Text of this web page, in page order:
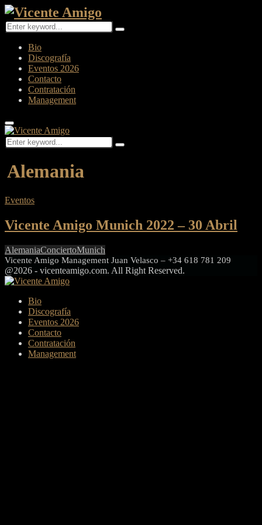
Search
for:
Search
Bio
Discografía
Eventos 2026
Contacto
Contratación
Management
Primary
Menu
Search
for:
Search
Alemania
Eventos
Vicente Amigo Munich 2022 – 30 Abril
AlemaniaConciertoMunich
Vicente Amigo Management Juan Velasco – +34 618 781 209
@2026 - vicenteamigo.com. All Right Reserved.
Bio
Discografía
Eventos 2026
Contacto
Contratación
Management